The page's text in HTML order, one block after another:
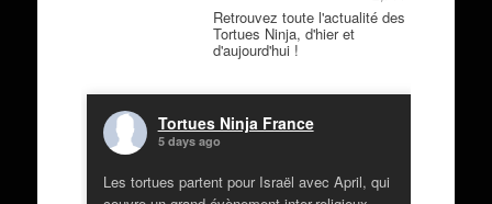
Retrouvez toute l'actualité des
Tortues Ninja, d'hier et
d'aujourd'hui !
Tortues Ninja France
5 days ago
Les tortues partent pour Israël avec April, qui